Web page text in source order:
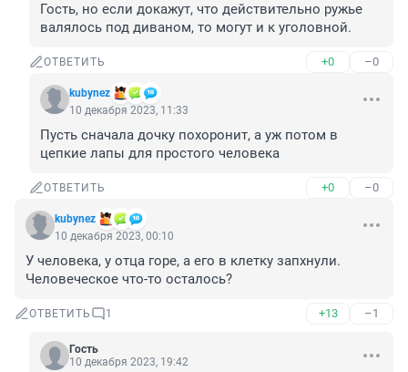
Гость, но если докажут, что действительно ружье
валялось под диваном, то могут и к уголовной.
ОТВЕТИТЬ +0 –0
kubynez
10 декабря 2023, 11:33
Пусть сначала дочку похоронит, а уж потом в
цепкие лапы для простого человека
ОТВЕТИТЬ +0 –0
kubynez
10 декабря 2023, 00:10
У человека, у отца горе, а его в клетку запхнули.
Человеческое что-то осталось?
ОТВЕТИТЬ 1 +13 –1
Гость
10 декабря 2023, 19:42